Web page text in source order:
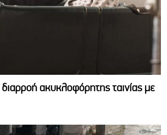
ακυκλοφόρητης ταινίας με